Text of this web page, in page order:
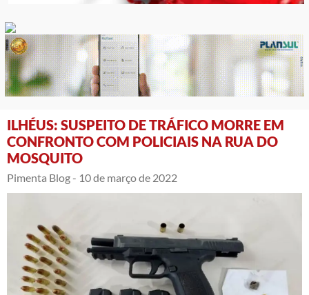
ILHÉUS: SUSPEITO DE TRÁFICO MORRE EM
CONFRONTO COM POLICIAIS NA RUA DO
MOSQUITO
Pimenta Blog - 10 de março de 2022